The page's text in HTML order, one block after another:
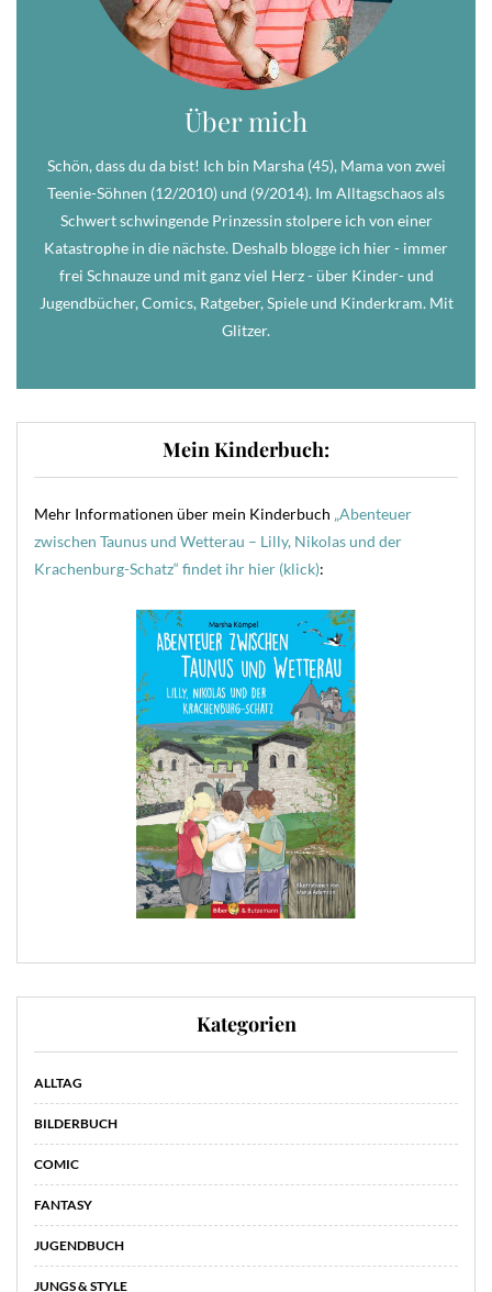
Über mich
Schön, dass du da bist! Ich bin Marsha (45), Mama von zwei
Teenie-Söhnen (12/2010) und (9/2014). Im Alltagschaos als
Schwert schwingende Prinzessin stolpere ich von einer
Katastrophe in die nächste. Deshalb blogge ich hier - immer
frei Schnauze und mit ganz viel Herz - über Kinder- und
Jugendbücher, Comics, Ratgeber, Spiele und Kinderkram. Mit
Glitzer.
Mein Kinderbuch:
Mehr Informationen über mein Kinderbuch „Abenteuer
zwischen Taunus und Wetterau – Lilly, Nikolas und der
Krachenburg-Schatz“ findet ihr hier (klick):
Kategorien
ALLTAG
BILDERBUCH
COMIC
FANTASY
JUGENDBUCH
JUNGS & STYLE